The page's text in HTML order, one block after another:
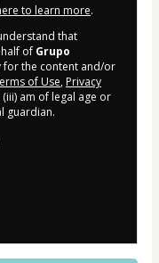
to learn more.
that
of Grupo
for the content and/or
of Use, Privacy
(iii) am of legal age or
guardian.